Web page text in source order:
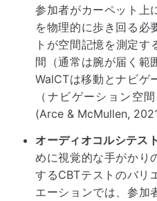
参加者がカーペット上
を物理的に歩き回る必
トが空間記憶を測定す
間（通常は腕が届く範
WalCTは移動とナビゲ
（ナビゲーション空
(Arce & McMullen,
オーディオコルシテス
めに視覚的な手がかり
するCBTテストのバリ
エーションでは、参加